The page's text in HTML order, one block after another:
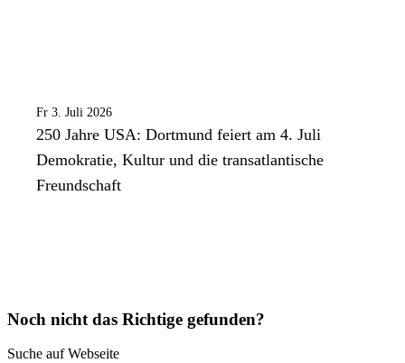
Fr 3. Juli 2026
250 Jahre USA: Dortmund feiert am 4. Juli
Demokratie, Kultur und die transatlantische
Freundschaft
Noch nicht das Richtige gefunden?
Suche auf Webseite